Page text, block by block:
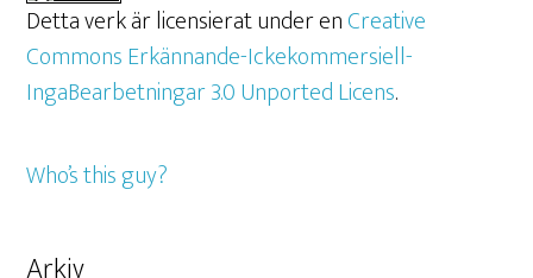
Detta verk är licensierat under enCreative
Commons Erkännande-Ickekommersiell-
IngaBearbetningar 3.0 Unported Licens.
Who’s this guy?